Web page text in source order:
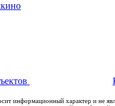
информационный характер и не